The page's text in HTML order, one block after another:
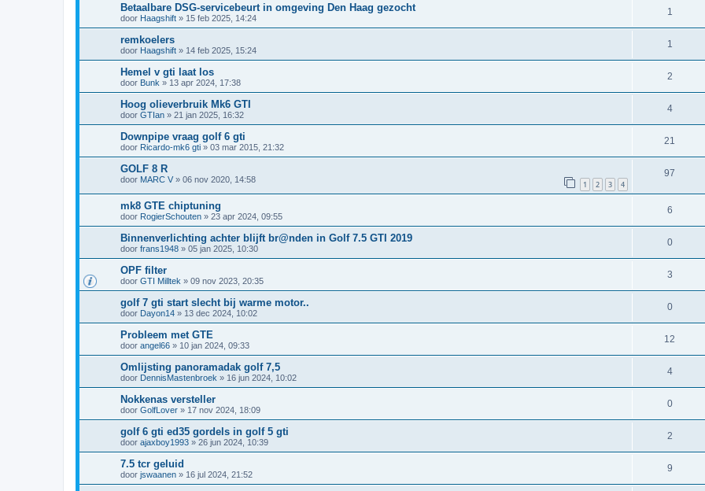
Betaalbare DSG-servicebeurt in omgeving Den Haag gezocht
door Haagshift » 15 feb 2025, 14:24
1
remkoelers
door Haagshift » 14 feb 2025, 15:24
1
Hemel v gti laat los
door Bunk » 13 apr 2024, 17:38
2
Hoog olieverbruik Mk6 GTI
door GTIan » 21 jan 2025, 16:32
4
Downpipe vraag golf 6 gti
door Ricardo-mk6 gti » 03 mar 2015, 21:32
21
GOLF 8 R
door MARC V » 06 nov 2020, 14:58 1 2 3 4
97
mk8 GTE chiptuning
door RogierSchouten » 23 apr 2024, 09:55
6
Binnenverlichting achter blijft br@nden in Golf 7.5 GTI 2019
door frans1948 » 05 jan 2025, 10:30
0
OPF filter
door GTI Milltek » 09 nov 2023, 20:35
3
golf 7 gti start slecht bij warme motor..
door Dayon14 » 13 dec 2024, 10:02
0
Probleem met GTE
door angel66 » 10 jan 2024, 09:33
12
Omlijsting panoramadak golf 7,5
door DennisMastenbroek » 16 jun 2024, 10:02
4
Nokkenas versteller
door GolfLover » 17 nov 2024, 18:09
0
golf 6 gti ed35 gordels in golf 5 gti
door ajaxboy1993 » 26 jun 2024, 10:39
2
7.5 tcr geluid
door jswaanen » 16 jul 2024, 21:52
9